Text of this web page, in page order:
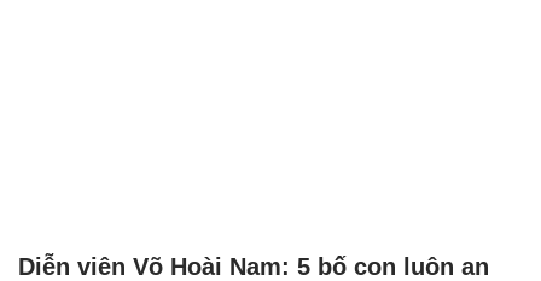
Diễn viên Võ Hoài Nam: 5 bố con luôn an